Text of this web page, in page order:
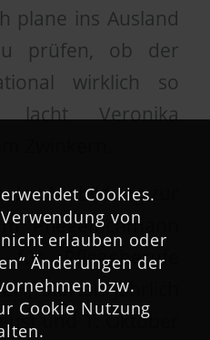
plane ins Ausland
prüfen, ob der
wirklich so
lacht Veronika
der Ausbildung zur
Pflegefachmann
Pflegeberufe
starten jährlich
und 1. Oktober
Cookies.
von
erlauben oder
Änderungen der
bzw.
Cookie Nutzung